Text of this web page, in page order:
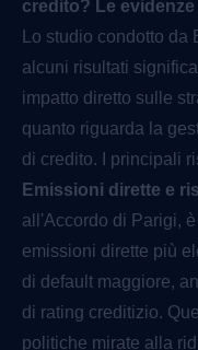
credito? Le
Lo studio condotto
alcuni risultati
impatto diretto sulle
quanto riguarda la
di credito. I principali
Emissioni dirette e
all'Accordo di Parigi,
emissioni dirette più
di default maggiore,
di rating creditizio.
politiche mirate alla